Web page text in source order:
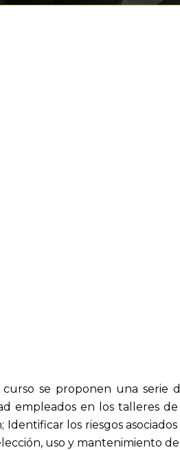
se proponen una serie
empleados en los talleres
Identificar los riesgos
uso y mantenimiento